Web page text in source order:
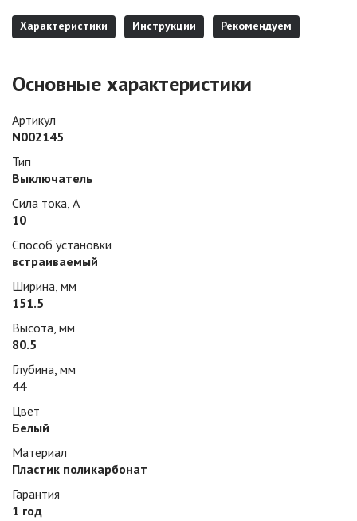
Характеристики Инструкции Рекомендуем
Основные характеристики
Артикул
N002145
Тип
Выключатель
Сила тока, А
10
Способ установки
встраиваемый
Ширина, мм
151.5
Высота, мм
80.5
Глубина, мм
44
Цвет
Белый
Материал
Плаcтик поликарбонат
Гарантия
1 год